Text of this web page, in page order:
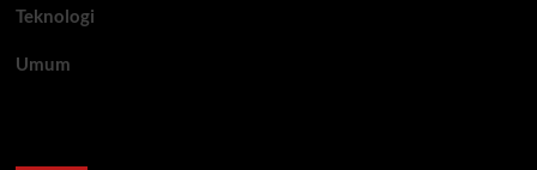
Teknologi
Umum